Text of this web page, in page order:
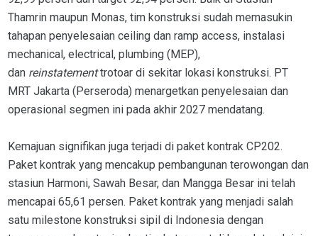
Thamrin maupun Monas, tim konstruksi sudah memasukin
tahapan penyelesaian ceiling dan ramp access, instalasi
mechanical, electrical, plumbing (MEP),
dan reinstatementtrotoar di sekitar lokasi konstruksi. PT
MRT Jakarta (Perseroda) menargetkan penyelesaian dan
operasional segmen ini pada akhir 2027 mendatang.
Kemajuan signifikan juga terjadi di paket kontrak CP202.
Paket kontrak yang mencakup pembangunan terowongan dan
stasiun Harmoni, Sawah Besar, dan Mangga Besar ini telah
mencapai 65,61 persen. Paket kontrak yang menjadi salah
satu milestone konstruksi sipil di Indonesia dengan